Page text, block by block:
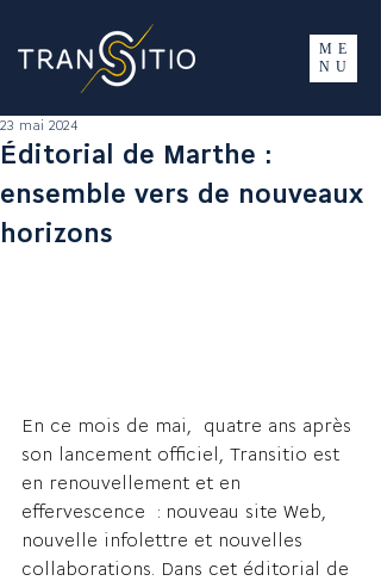
ME
NU
Éditorial de Marthe :
ensemble vers de nouveaux
horizons
23 mai 2024
En ce mois de mai,  quatre ans après
son lancement officiel, Transitio est
en renouvellement et en
effervescence  : nouveau site Web,
nouvelle infolettre et nouvelles
collaborations. Dans cet éditorial de